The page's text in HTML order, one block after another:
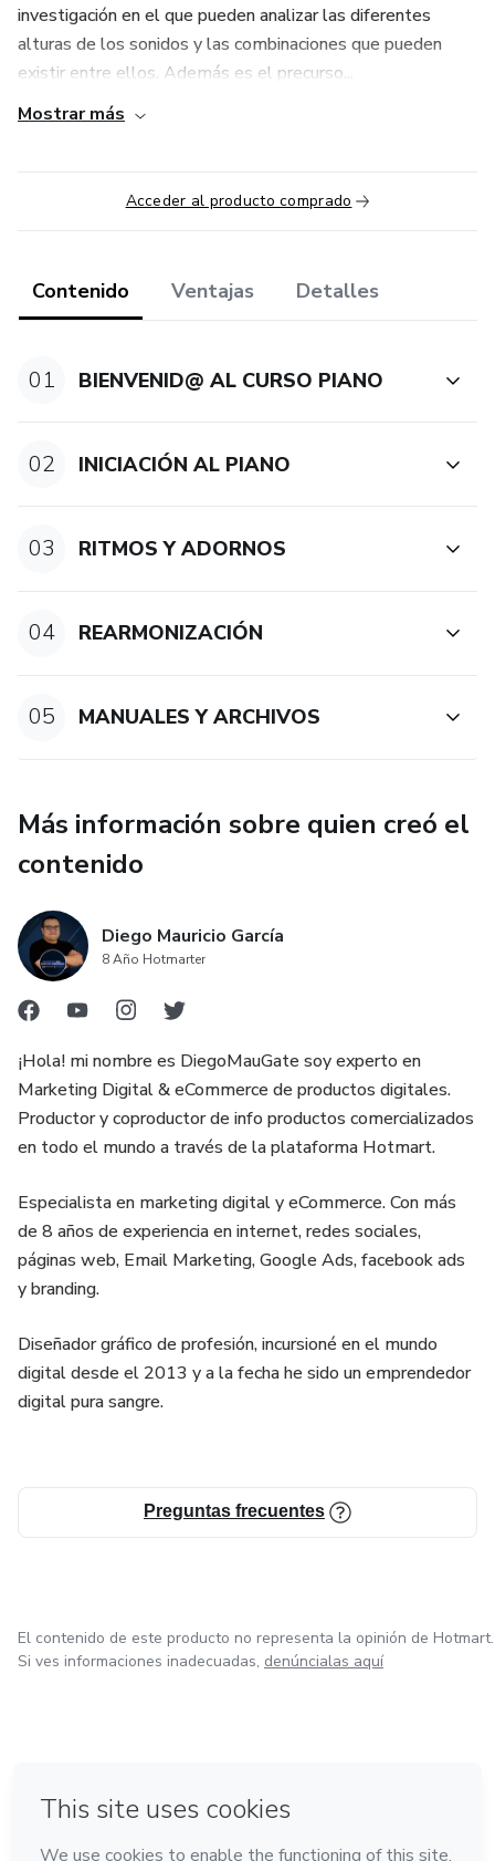
investigación en el que pueden analizar las diferentes
alturas de los sonidos y las combinaciones que pueden
existir entre ellos. Además es el precurso...
Mostrar más
Acceder al producto comprado
Contenido Ventajas Detalles
01 BIENVENID@ AL CURSO PIANO
02 INICIACIÓN AL PIANO
03 RITMOS Y ADORNOS
04 REARMONIZACIÓN
05 MANUALES Y ARCHIVOS
Más información sobre quien creó el
contenido
Diego Mauricio García
8 Año Hotmarter
¡Hola! mi nombre es DiegoMauGate soy experto en
Marketing Digital & eCommerce de productos digitales.
Productor y coproductor de info productos comercializados
en todo el mundo a través de la plataforma Hotmart.
Especialista en marketing digital y eCommerce. Con más
de 8 años de experiencia en internet, redes sociales,
páginas web, Email Marketing, Google Ads, facebook ads
y branding.
Diseñador gráfico de profesión, incursioné en el mundo
digital desde el 2013 y a la fecha he sido un emprendedor
digital pura sangre.
Preguntas frecuentes
El contenido de este producto no representa la opinión de Hotmart.
Si ves informaciones inadecuadas, denúncialas aquí